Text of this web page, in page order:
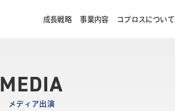
成長戦略 事業内容 コプロスについて
MEDIA
メディア出演